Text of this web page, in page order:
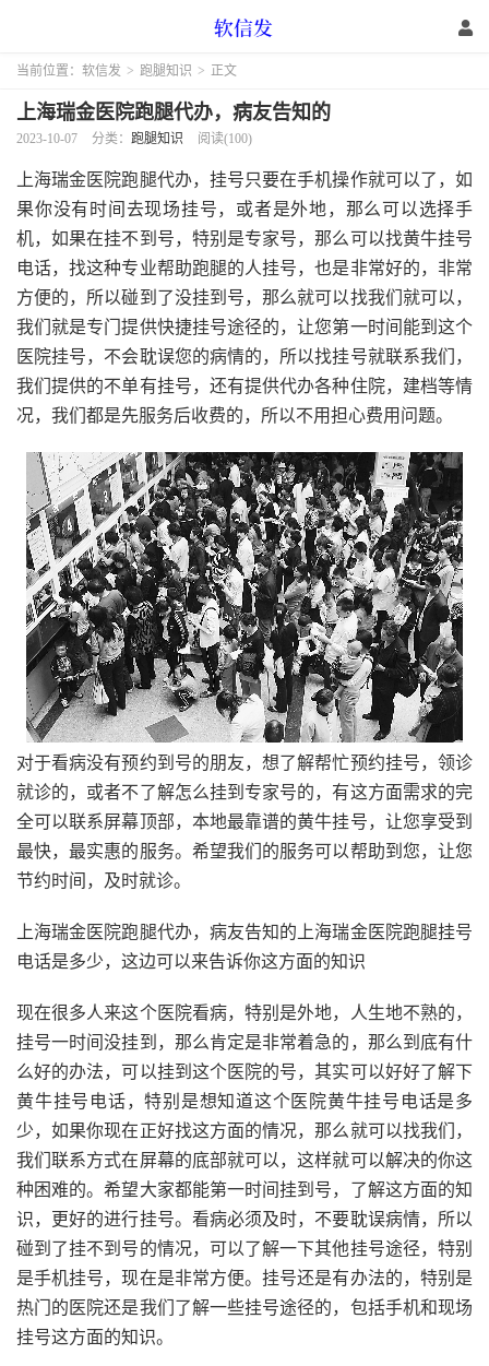
当前位置： 软信发 > 跑腿知识 > 正文
上海瑞金医院跑腿代办，病友告知的
2023-10-07 分类： 跑腿知识 阅读(100)
上海瑞金医院跑腿代办，挂号只要在手机操作就可以了，如
果你没有时间去现场挂号，或者是外地，那么可以选择手
机，如果在挂不到号，特别是专家号，那么可以找黄牛挂号
电话，找这种专业帮助跑腿的人挂号，也是非常好的，非常
方便的，所以碰到了没挂到号，那么就可以找我们就可以，
我们就是专门提供快捷挂号途径的，让您第一时间能到这个
医院挂号，不会耽误您的病情的，所以找挂号就联系我们，
我们提供的不单有挂号，还有提供代办各种住院，建档等情
况，我们都是先服务后收费的，所以不用担心费用问题。
对于看病没有预约到号的朋友，想了解帮忙预约挂号，领诊
就诊的，或者不了解怎么挂到专家号的，有这方面需求的完
全可以联系屏幕顶部，本地最靠谱的黄牛挂号，让您享受到
最快，最实惠的服务。希望我们的服务可以帮助到您，让您
节约时间，及时就诊。
上海瑞金医院跑腿代办，病友告知的上海瑞金医院跑腿挂号
电话是多少，这边可以来告诉你这方面的知识
现在很多人来这个医院看病，特别是外地，人生地不熟的，
挂号一时间没挂到，那么肯定是非常着急的，那么到底有什
么好的办法，可以挂到这个医院的号，其实可以好好了解下
黄牛挂号电话，特别是想知道这个医院黄牛挂号电话是多
少，如果你现在正好找这方面的情况，那么就可以找我们，
我们联系方式在屏幕的底部就可以，这样就可以解决的你这
种困难的。希望大家都能第一时间挂到号，了解这方面的知
识，更好的进行挂号。看病必须及时，不要耽误病情，所以
碰到了挂不到号的情况，可以了解一下其他挂号途径，特别
是手机挂号，现在是非常方便。挂号还是有办法的，特别是
热门的医院还是我们了解一些挂号途径的，包括手机和现场
挂号这方面的知识。